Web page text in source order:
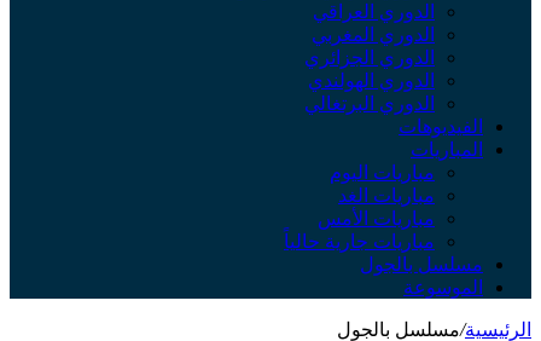
الدوري العراقي
الدوري المغربي
الدوري الجزائري
الدوري الهولندي
الدوري البرتغالي
الفيديوهات
المباريات
مباريات اليوم
مباريات الغد
مباريات الأمس
مباريات جارية حالياً
مسلسل بالجول
الموسوعة
الرئيسية/مسلسل بالجول